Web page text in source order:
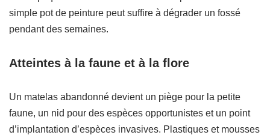
simple pot de peinture peut suffire à dégrader un fossé
pendant des semaines.
Atteintes à la faune et à la flore
Un matelas abandonné devient un piège pour la petite
faune, un nid pour des espèces opportunistes et un point
d’implantation d’espèces invasives. Plastiques et mousses